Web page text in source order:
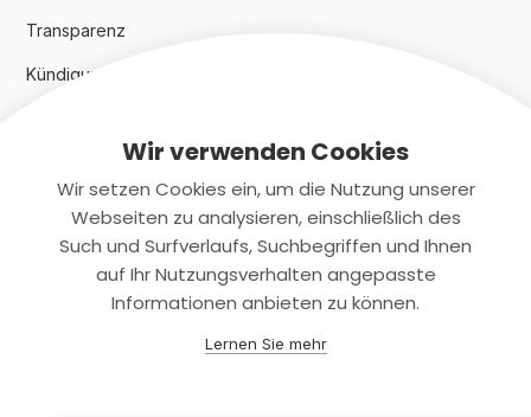
Transparenz
Kündigungsindex 2024
Rechtliches
Datenschutz
Wir verwenden Cookies
Wir setzen Cookies ein, um die Nutzung unserer
Webseiten zu analysieren, einschließlich des
Such und Surfverlaufs, Suchbegriffen und Ihnen
auf Ihr Nutzungsverhalten angepasste
Informationen anbieten zu können.
Lernen Sie mehr